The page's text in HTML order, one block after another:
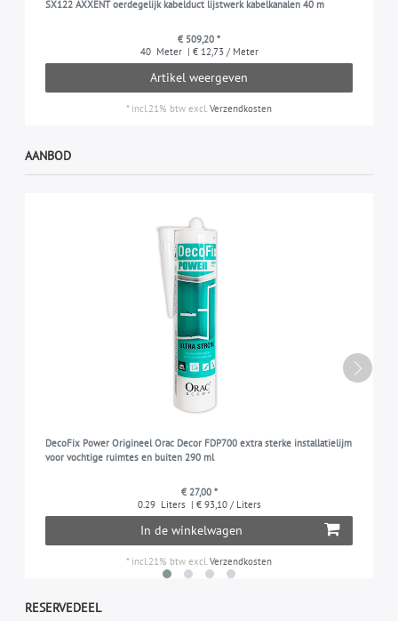
SX122 AXXENT oerdegelijk kabelduct lijstwerk kabelkanalen 40 m
€ 509,20 *
40 Meter | € 12,73 / Meter
Artikel weergeven
* incl.21% btw excl.Verzendkosten
AANBOD
DecoFix Power Origineel Orac Decor FDP700 extra sterke installatielijm
voor vochtige ruimtes en buiten 290 ml
€ 27,00 *
0.29 Liters | € 93,10 / Liters
In de winkelwagen
* incl.21% btw excl. Verzendkosten
RESERVEDEEL